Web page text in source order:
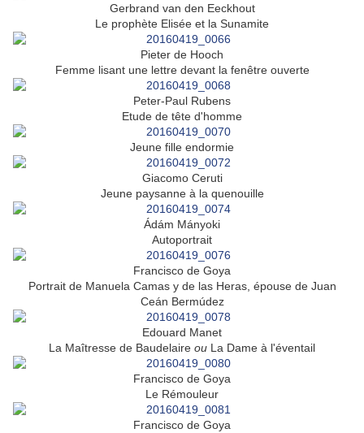
Gerbrand van den Eeckhout
Le prophète Elisée et la Sunamite
Pieter de Hooch
Femme lisant une lettre devant la fenêtre ouverte
Peter-Paul Rubens
Etude de tête d'homme
Jeune fille endormie
Giacomo Ceruti
Jeune paysanne à la quenouille
Ádám Mányoki
Autoportrait
Francisco de Goya
Portrait de Manuela Camas y de las Heras, épouse de Juan
Ceán Bermúdez
Edouard Manet
La Maîtresse de Baudelaire ou La Dame à l'éventail
Francisco de Goya
Le Rémouleur
Francisco de Goya